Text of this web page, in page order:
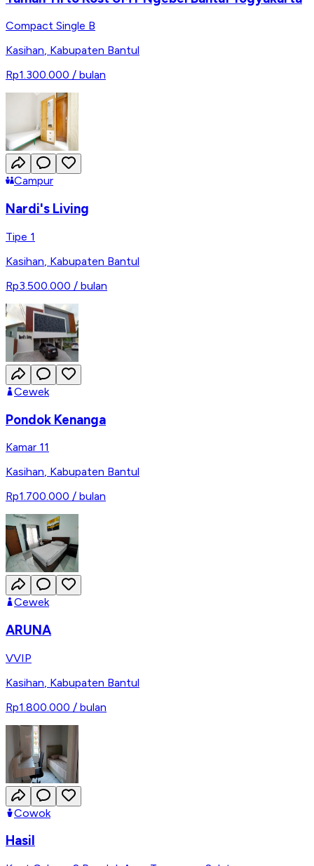
Compact Single B
Kasihan, Kabupaten Bantul
Rp1.300.000 / bulan
Campur
Nardi's Living
Tipe 1
Kasihan, Kabupaten Bantul
Rp3.500.000 / bulan
Cewek
Pondok Kenanga
Kamar 11
Kasihan, Kabupaten Bantul
Rp1.700.000 / bulan
Cewek
ARUNA
VVIP
Kasihan Kabupaten Bantul
Rp1.800.000 / bulan
Cowok
Hasil